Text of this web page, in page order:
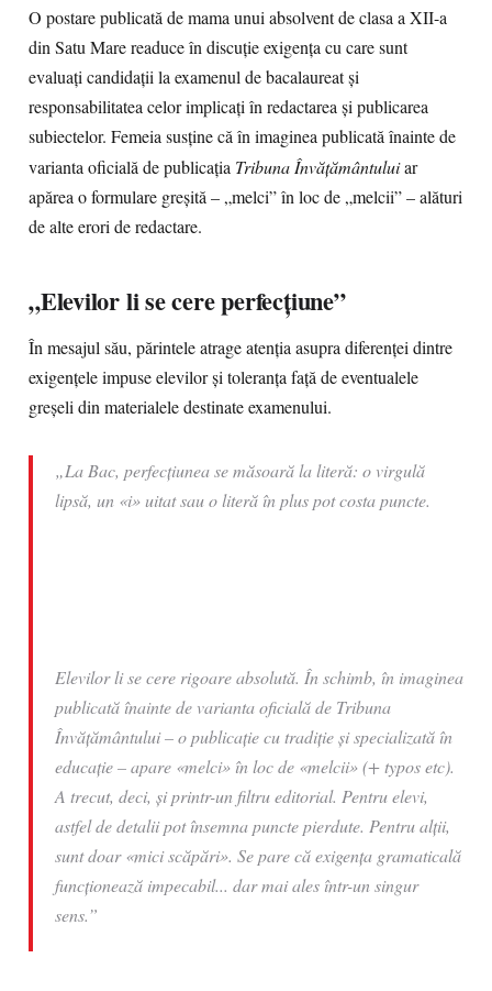
O postare publicată de mama unui absolvent de clasa a XII-a
din Satu Mare readuce în discuție exigența cu care sunt
evaluați candidații la examenul de bacalaureat și
responsabilitatea celor implicați în redactarea și publicarea
subiectelor. Femeia susține că în imaginea publicată înainte de
varianta oficială de publicația Tribuna Învățământuluiar
apărea o formulare greșită – „melci” în loc de „melcii” – alături
de alte erori de redactare.
„Elevilor li se cere perfecțiune”
În mesajul său, părintele atrage atenția asupra diferenței dintre
exigențele impuse elevilor și toleranța față de eventualele
greșeli din materialele destinate examenului.
„La Bac, perfecțiunea se măsoară la literă: o virgulă
lipsă, un «i» uitat sau o literă în plus pot costa puncte.
Elevilor li se cere rigoare absolută. În schimb, în imaginea
publicată înainte de varianta oficială de Tribuna
Învățământului– o publicație cu tradiție și specializată în
educație – apare «melci» în loc de «melcii» (+ typos etc).
A trecut, deci, și printr-un filtru editorial. Pentru elevi,
astfel de detalii pot însemna puncte pierdute. Pentru alții,
sunt doar «mici scăpări». Se pare că exigența gramaticală
funcționează impecabil... dar mai ales într-un singur
sens.”